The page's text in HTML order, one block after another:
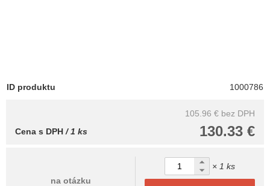
ID produktu 1000786
105.96 € bez DPH
130.33 €
Cena s DPH/ 1 ks
na otázku
× 1 ks